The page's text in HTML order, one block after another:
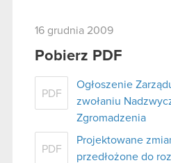
16 grudnia 2009
Pobierz PDF
PDF
Ogłoszenie
zwołaniu
Zgromadzenia
PDF
Projektowane
przedłożone do